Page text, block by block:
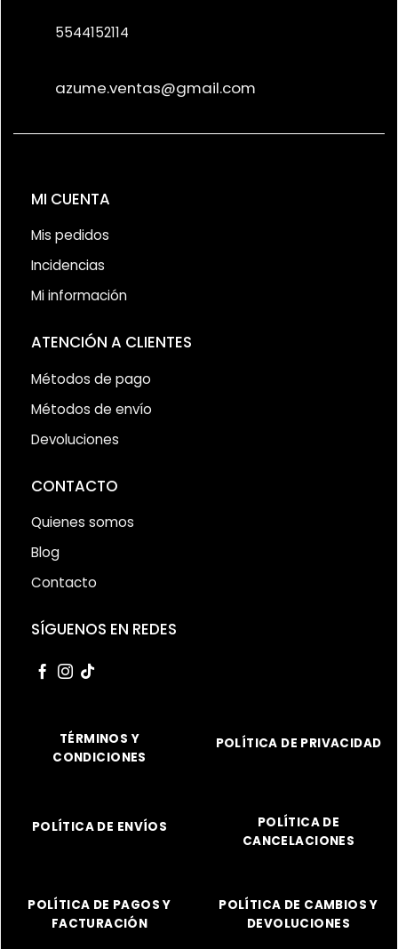
5544152114
azume.ventas@gmail.com
MI CUENTA
Mis pedidos
Incidencias
Mi información
ATENCIÓN A CLIENTES
Métodos de pago
Métodos de envío
Devoluciones
CONTACTO
Quienes somos
Blog
Contacto
SÍGUENOS EN REDES
TÉRMINOS Y
CONDICIONES
POLÍTICA DE PRIVACIDAD
POLÍTICA DE ENVÍOS
POLÍTICA DE
CANCELACIONES
POLÍTICA DE PAGOS Y
FACTURACIÓN
POLÍTICA DE CAMBIOS Y
DEVOLUCIONES